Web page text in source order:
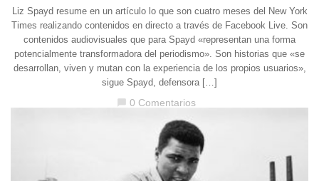
Liz Spayd resume en un artículo lo que son cuatro meses del New York
Times realizando contenidos en directo a través de Facebook Live. Son
contenidos audiovisuales que para Spayd «representan una forma
potencialmente transformadora del periodismo». Son historias que «se
desarrollan, viven y mutan con la experiencia de los propios usuarios»,
sigue Spayd, defensora […]
chat_bubble 0 Comentarios